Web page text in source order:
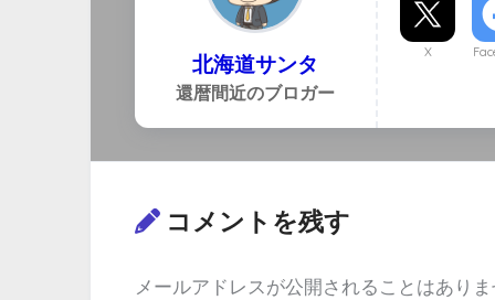
北海道サンタ
還暦間近のブロガー
X
コメントを残す
メールアドレスが公開されることはあり